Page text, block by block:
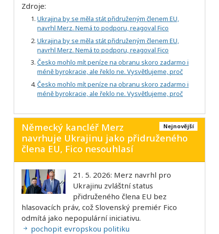
Zdroje:
Ukrajina by se měla stát přidruženým členem EU,
navrhl Merz. Nemá to podporu, reagoval Fico
Ukrajina by se měla stát přidruženým členem EU,
navrhl Merz. Nemá to podporu, reagoval Fico
Česko mohlo mít peníze na obranu skoro zadarmo i
méně byrokracie, ale řeklo ne. Vysvětlujeme, proč
Česko mohlo mít peníze na obranu skoro zadarmo i
méně byrokracie, ale řeklo ne. Vysvětlujeme, proč
Nejnovější
Německý kancléř Merz
navrhuje Ukrajinu jako přidruženého
člena EU, Fico nesouhlasí
21. 5. 2026: Merz navrhl pro
Ukrajinu zvláštní status
přidruženého člena EU bez
hlasovacích práv, což Slovenský premiér Fico
odmítá jako nepopulární iniciativu.
pochopit evropskou politiku